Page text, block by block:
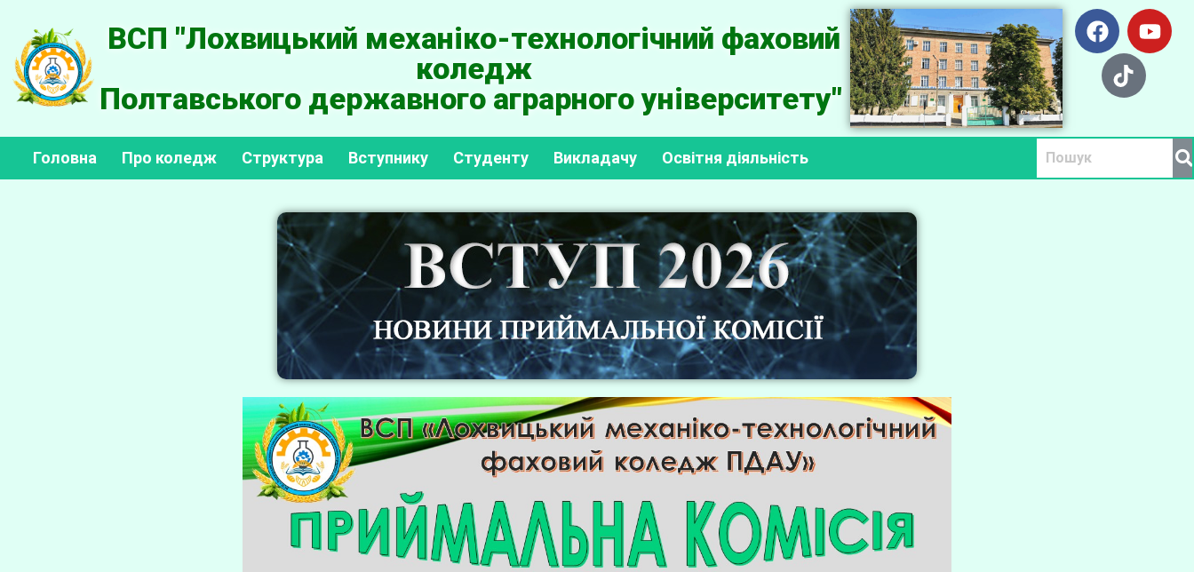
ВСП "Лохвицький механіко-технологічний фаховий
коледж
Полтавського державного аграрного університету"
Головна Про коледж Структура Вступнику Студенту Викладачу Освітня діяльність